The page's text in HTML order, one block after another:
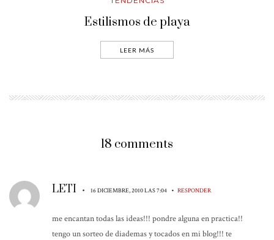
Estilismos de playa
LEER MÁS
18 comments
LETI • 16 DICIEMBRE, 2010 LAS 7:04 • RESPONDER
me encantan todas las ideas!!! pondre alguna en practica!!
tengo un sorteo de diademas y tocados en mi blog!!! te